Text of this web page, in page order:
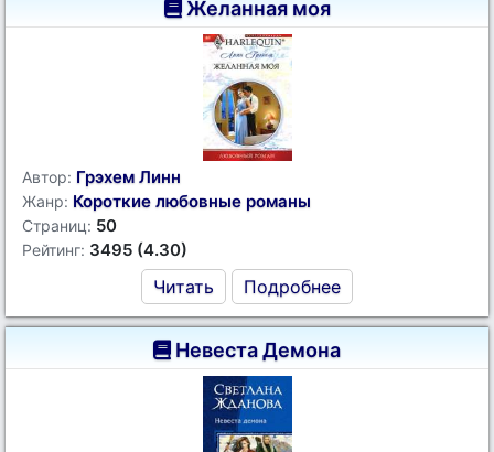
Желанная моя
Автор: Грэхем Линн
Жанр: Короткие любовные романы
Страниц: 50
Рейтинг: 3495 (4.30)
Читать Подробнее
Невеста Демона